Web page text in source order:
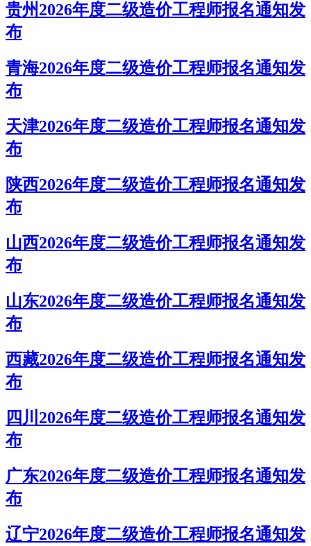
贵州2026年度二级造价工程师报名通知发
布
青海2026年度二级造价工程师报名通知发
布
天津2026年度二级造价工程师报名通知发
布
陕西2026年度二级造价工程师报名通知发
布
山西2026年度二级造价工程师报名通知发
布
山东2026年度二级造价工程师报名通知发
布
西藏2026年度二级造价工程师报名通知发
布
四川2026年度二级造价工程师报名通知发
布
广东2026年度二级造价工程师报名通知发
布
辽宁2026年度二级造价工程师报名通知发